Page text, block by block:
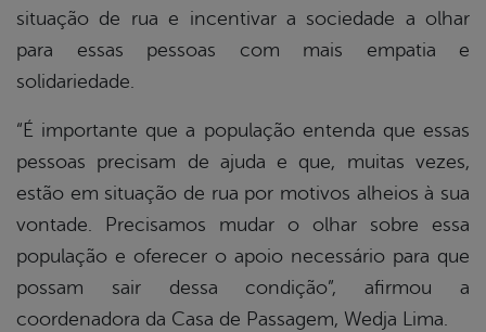
situação de rua e incentivar a sociedade a olhar
para essas pessoas com mais empatia e
solidariedade.
“É importante que a população entenda que essas
pessoas precisam de ajuda e que, muitas vezes,
estão em situação de rua por motivos alheios à sua
vontade. Precisamos mudar o olhar sobre essa
população e oferecer o apoio necessário para que
possam sair dessa condição”, afirmou a
coordenadora da Casa de Passagem, Wedja Lima.